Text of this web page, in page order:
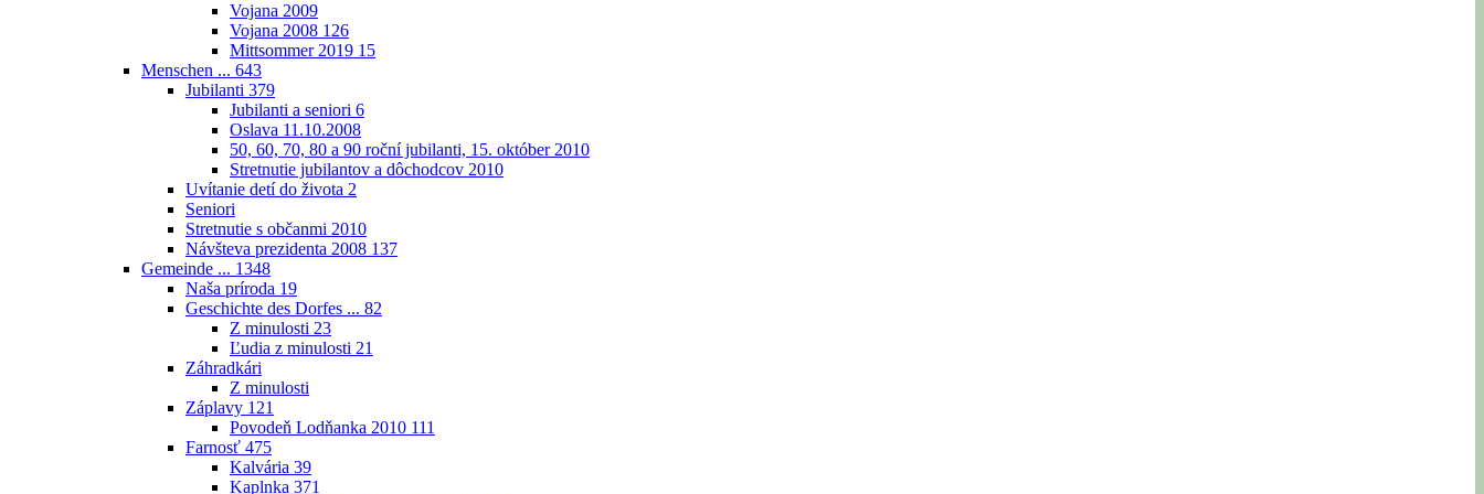
Vojana 2009
Vojana 2008 126
Mittsommer 2019 15
Menschen ... 643
Jubilanti 379
Jubilanti a seniori 6
Oslava 11.10.2008
50, 60, 70, 80 a 90 roční jubilanti, 15. október 2010
Stretnutie jubilantov a dôchodcov 2010
Uvítanie detí do života 2
Seniori
Stretnutie s občanmi 2010
Návšteva prezidenta 2008 137
Gemeinde ... 1348
Naša príroda 19
Geschichte des Dorfes ... 82
Z minulosti 23
Ľudia z minulosti 21
Záhradkári
Z minulosti
Záplavy 121
Povodeň Lodňanka 2010 111
Farnosť 475
Kalvária 39
Kaplnka 371